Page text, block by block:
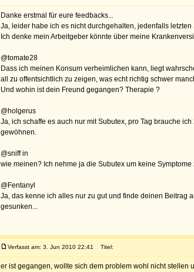
Danke erstmal für eure feedbacks...
Ja, leider habe ich es nicht durchgehalten, jedenfalls
Ich denke mein Arbeitgeber könnte über meine
@tomate28
Dass ich meinen Konsum verheimlichen kann, liegt
all zu offentsichtlich zu zeigen, was echt richtig schwer
Und wohin ist dein Freund gegangen? Therapie ?
@holgerus
Ja, ich schaffe es auch nur mit Subutex, pro Tag brauche
gewöhnen.
@sniff in
wie meinen? Ich nehme ja die Subutex um keine
@Fentanyl
Ja, das kenne ich alles nur zu gut und finde deinen Beitrag
gesunken...
Verfasst am: 3. Jun 2010 22:41 Titel:
er ist gegangen, wollte sich dem problem wohl nicht stellen